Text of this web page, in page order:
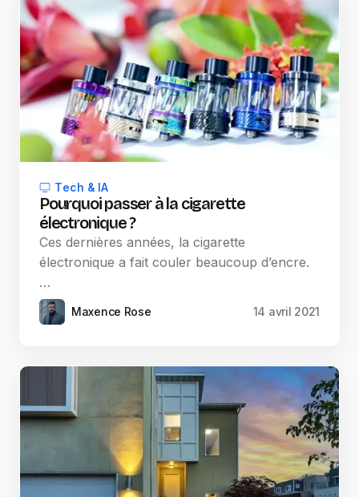
Tech & IA
Pourquoi passer à la cigarette
électronique ?
Ces dernières années, la cigarette
électronique a fait couler beaucoup d’encre.
…
Maxence Rose 14 avril 2021